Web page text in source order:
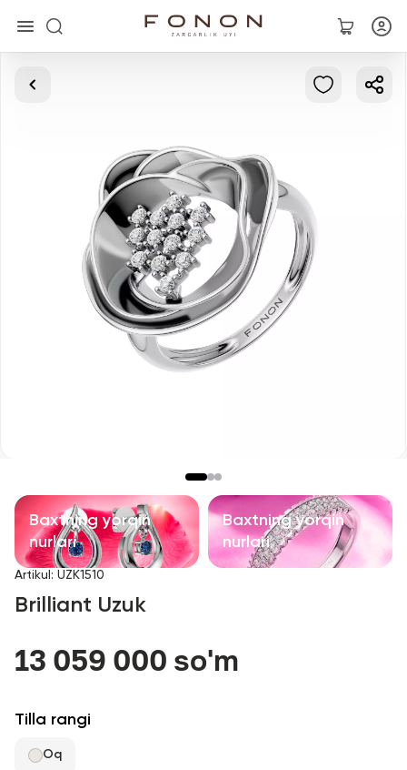
Asosiy
Bilaguzuklar
Aksessuarlar
Barcha
Biz haqimizda
Do'kon topish
Sevimli
+998 71 205 22 22
Baxtning yorqin
nurlari
Baxtning yorqin
nurlari
Artikul : UZK1510
Brilliant Uzuk
13 059 000 so'm
Tilla rangi
Oq